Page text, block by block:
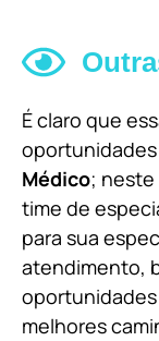
É claro que
Médico;
time de
para sua
atendimento,
melhores